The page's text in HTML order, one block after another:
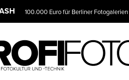
100.000 Euro für Berliner Fotogalerien